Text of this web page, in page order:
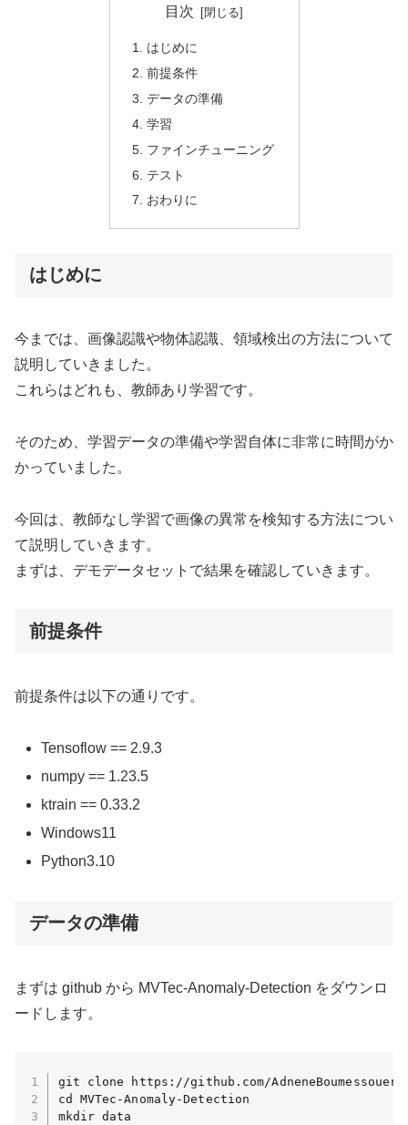
目次
はじめに
前提条件
データの準備
学習
ファインチューニング
テスト
おわりに
はじめに
今までは、画像認識や物体認識、領域検出の方法について
説明していきました。
これらはどれも、教師あり学習です。
そのため、学習データの準備や学習自体に非常に時間がか
かっていました。
今回は、教師なし学習で画像の異常を検知する方法につい
て説明していきます。
まずは、デモデータセットで結果を確認していきます。
前提条件
前提条件は以下の通りです。
Tensoflow == 2.9.3
numpy == 1.23.5
ktrain == 0.33.2
Windows11
Python3.10
データの準備
まずは github から MVTec-Anomaly-Detection をダウンロ
ードします。
git clone https://github.com/AdneneBoumessouer/
cd MVTec-Anomaly-Detection
mkdir data